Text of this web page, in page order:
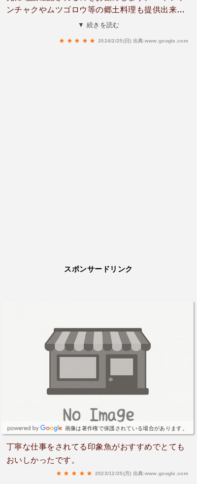
ンチャクやムツゴロウ等の郷土料理も提供出来る
が、材料の仕入れが安定して無いので予約してほ
▼ 続きを読む
2024/2/25(日) 出典:www.google.com
スポンサードリンク
画像は著作権で保護されている場合があります。
丁寧な仕事をされてる印象魚がおすすめでとても
おいしかったです。
2023/12/25(月) 出典:www.google.com